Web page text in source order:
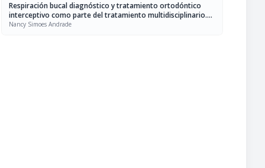
Respiración bucal diagnóstico y tratamiento ortodóntico
interceptivo como parte del tratamiento multidisciplinario.
Revisión de la literatura
Nancy Simoes Andrade